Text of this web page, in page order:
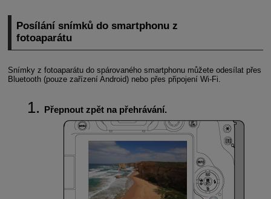
Posílání snímků do smartphonu z
fotoaparátu
Snímky z fotoaparátu do spárovaného smartphonu můžete odesílat přes
Bluetooth (pouze zařízení Android) nebo přes připojení Wi-Fi
Přepnout zpět na přehrávání.